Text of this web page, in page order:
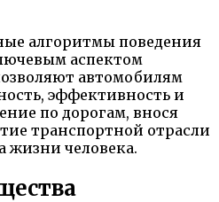
алгоритмы поведения
аспектом
автомобилям
эффективность и
по дорогам, внося
транспортной отрасли
жизни человека.